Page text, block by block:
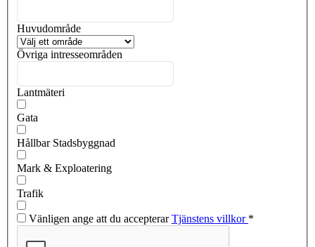
Huvudområde
Övriga intresseområden
Lantmäteri
Gata
Hållbar Stadsbyggnad
Mark & Exploatering
Trafik
Vänligen ange att du accepterarTjänstens villkor *